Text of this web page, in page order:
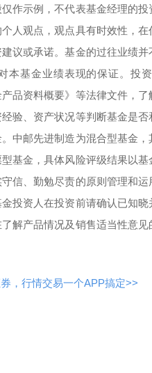
作示例，不代表基金经理的
人观点，观点具有时效性，
议或承诺。基金的过往业绩
本基金业绩表现的保证。投
品资料概要》等法律文件，
验、资产状况等判断基金是
中邮先进制造为混合型基金
基金，具体风险评级结果以
信、勤勉尽责的原则管理和
投资人在投资前请确认已知
解产品情况及销售适当性意
，行情交易一个APP搞定>>